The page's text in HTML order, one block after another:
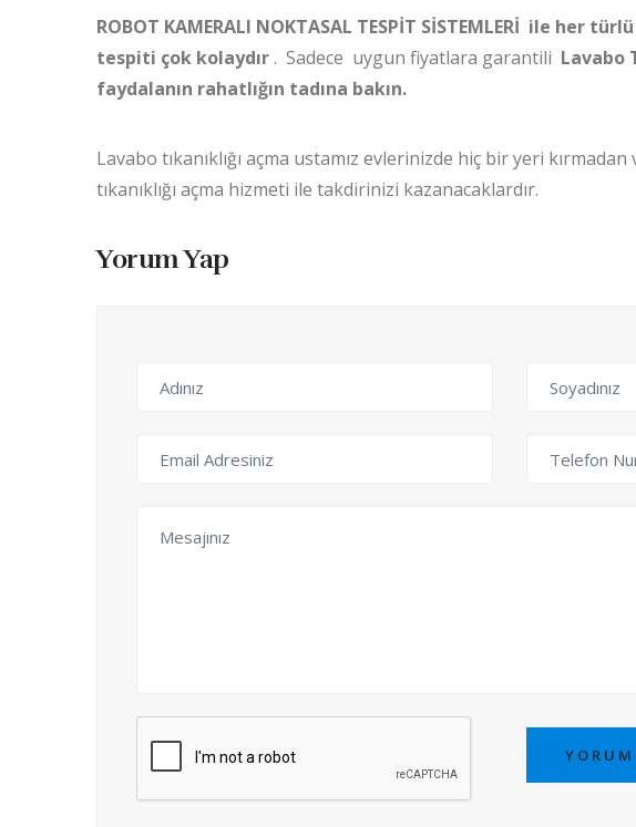
ROBOT KAMERALI NOKTASAL TESPİT SİSTEMLERİ ile her
tespiti çok kolaydır. Sadece uygun fiyatlara garantili Lavabo
faydalanın rahatlığın tadına bakın.
Lavabo tıkanıklığı açma ustamız evlerinizde hiç bir yeri
tıkanıklığı açma hizmeti ile takdirinizi kazanacaklardır.
Yorum Yap